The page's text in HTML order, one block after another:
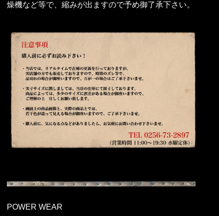
燥機など等で、縮みが出ますので予め御了承下さい。
POWER WEAR